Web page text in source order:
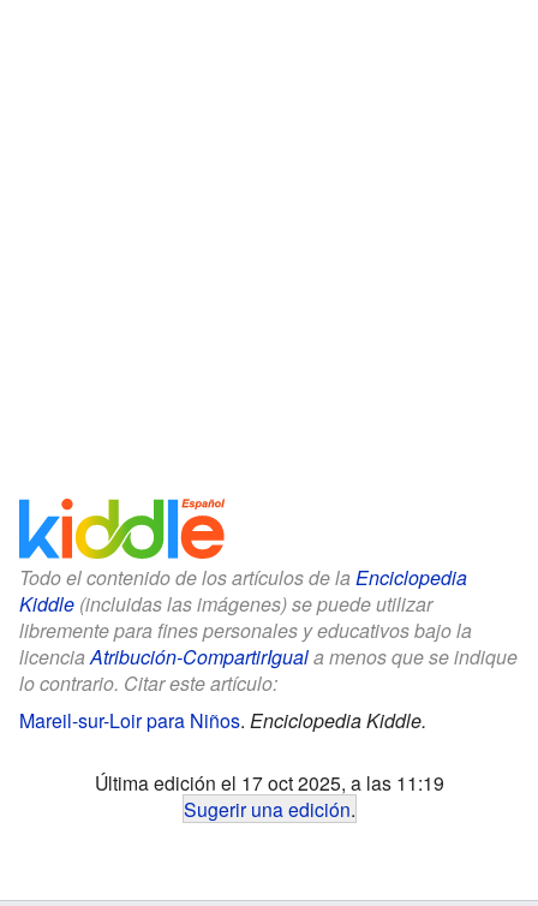
Todo el contenido de los artículos de la Enciclopedia
Kiddle (incluidas las imágenes) se puede utilizar
libremente para fines personales y educativos bajo la
licenciaAtribución-CompartirIguala menos que se indique
lo contrario. Citar este artículo:
Mareil-sur-Loir para Niños. Enciclopedia Kiddle.
Última edición el 17 oct 2025, a las 11:19
Sugerir una edición.